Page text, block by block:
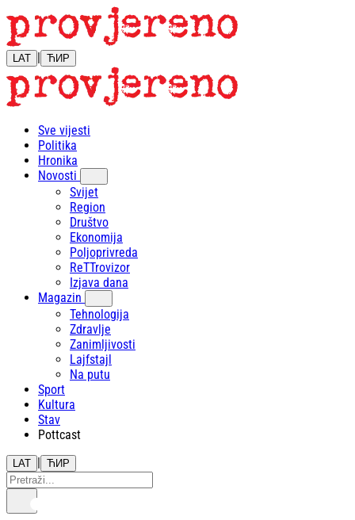
LAT | ЋИР
Sve vijesti
Politika
Hronika
Novosti
Svijet
Region
Društvo
Ekonomija
Poljoprivreda
ReTTrovizor
Izjava dana
Magazin
Tehnologija
Zdravlje
Zanimljivosti
Lajfstajl
Na putu
Sport
Kultura
Stav
Pottcast
LAT | ЋИР